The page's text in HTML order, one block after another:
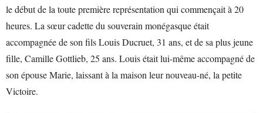
le début de la toute première représentation qui commençait à 20
heures. La sœur cadette du souverain monégasque était
accompagnée de son fils Louis Ducruet, 31 ans, et de sa plus jeune
fille, Camille Gottlieb, 25 ans. Louis était lui-même accompagné de
son épouse Marie, laissant à la maison leur nouveau-né, la petite
Victoire.